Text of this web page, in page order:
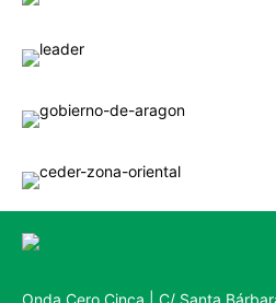
Onda Cero Cinca | C/ Santa